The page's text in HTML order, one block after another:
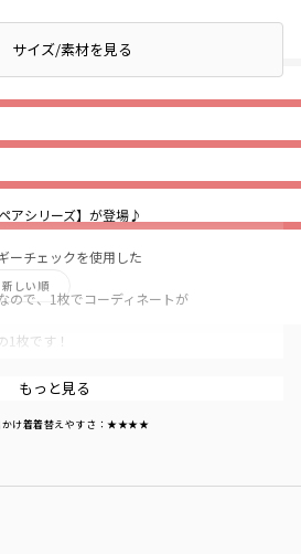
しい順
かけ着着替えやすさ ：★★★★
サイズ/素材を見る
アシリーズ】が登場♪
ーチェックを使用した
ので、1枚でコーディネートが
1枚です！
ー女児も同素材を使用した商品を
リンクコーデが楽しめます♪
もっと見る